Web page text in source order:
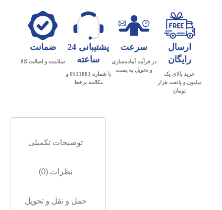
ارسال
رایگان
خرید بالای یک
میلیون و پانصد هزار
تومان
سرعت
در فرآیند آماده‌سازی
و تحویل به پست
پشتیبانی 24
ساعته
با شماره 0511803 و
مکالمه برخط
ضمانت
سلامت و اصالت کالا
توضیحات تکمیلی
نظرات (0)
حمل و نقل و تحویل